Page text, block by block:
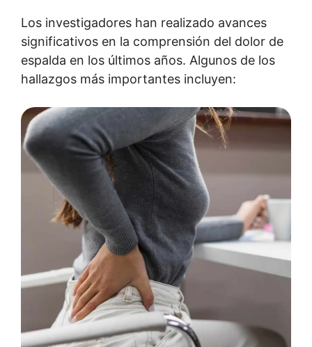
Los investigadores han realizado avances
significativos en la comprensión del dolor de
espalda en los últimos años. Algunos de los
hallazgos más importantes incluyen: